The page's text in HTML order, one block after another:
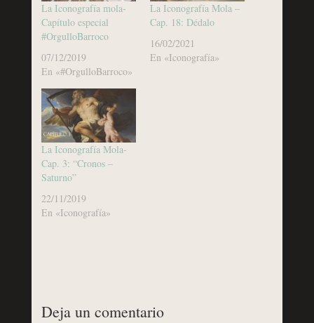
La Iconografía mola-
Capítulo especial
#OrgulloBarroco
07/12/2019
En «#OrgulloBarroco»
La Iconografía Mola –
Cap. 18: Dédalo
16/02/2021
En «Iconografía»
La Iconografía Mola-
Cap. 3: “Cronos –
Saturno”
22/11/2019
En «Iconografía»
Deja un comentario